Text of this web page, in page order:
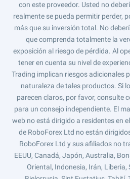
con este proveedor. Usted no
realmente se pueda permitir perder,
más que su inversión total. No
que comprenda totalmente la
exposición al riesgo de pérdida. Al
tener en cuenta su nivel de
Trading implican riesgos adicionales
naturaleza de tales productos. Si
parecen claros, por favor, consulte
para un consejo independiente. El
web no está dirigido a residentes en
de RoboForex Ltd no están
RoboForex Ltd y sus afiliados no
EEUU, Canadá, Japón, Australia,
Oriental, Indonesia, Irán, Liberia,